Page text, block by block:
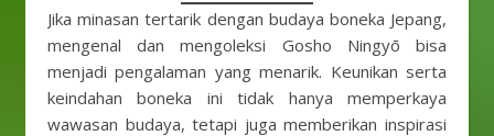
Jika minasan tertarik dengan budaya boneka Jepang,
mengenal dan mengoleksi Gosho Ningyō bisa
menjadi pengalaman yang menarik. Keunikan serta
keindahan boneka ini tidak hanya memperkaya
wawasan budaya, tetapi juga memberikan inspirasi